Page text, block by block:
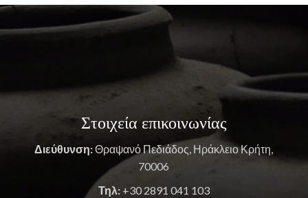
Στοιχεία επικοινωνίας
Διεύθυνση:Θραψανό Πεδιάδος, Ηράκλειο Κρήτη,
70006
Τηλ: +30 2891 041 103